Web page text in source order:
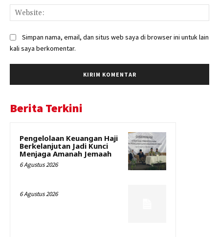
Simpan nama, email, dan situs web saya di browser ini untuk lain
kali saya berkomentar.
Berita Terkini
Pengelolaan Keuangan Haji
Berkelanjutan Jadi Kunci
Menjaga Amanah Jemaah
6 Agustus 2026
6 Agustus 2026